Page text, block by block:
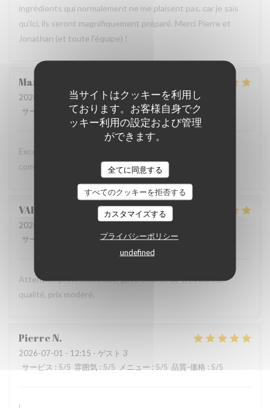
当サイトはクッキーを利用し
ております。お客様自身でク
ッキー利用の設定および管理
ができます。
全てに同意する
すべてのクッキーを拒否する
カスタマイズする
プライバシーポリシー
undefined
ingrédients qui normalement ne me plaisent pas, car je sais
qu'ici, ils seront magnifiquement préparé. Merci Pierre et
Jonathan (et toute l'équipe) !
Marta
2026-07-16
- 19:30 - ゲスト 2
サービス
雰囲気 5 /5 メニュー:5 /5 品質-価格
Excellent food and a relaxed atmosphere - we will keep
coming back!
VALENTIN
2026-07-09
サービス
:5/5 メニュー:5/5 品質-価格
Attention professionnelle, gastronomie de très bonne
qualité, prix modéré.
PierreN
2026-07-01 - 12:15 - ゲスト 3
サービス : 5/5 雰囲気 : 5/5 メニュー : 5/5 品質-価格 : 5/5